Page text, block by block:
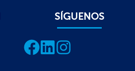
SÍGUENOS